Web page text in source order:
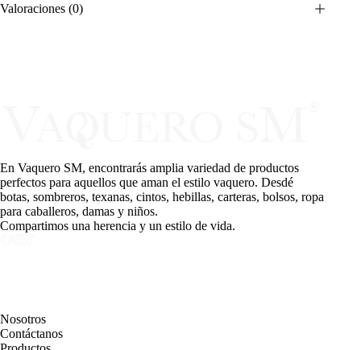
Valoraciones (0)
En Vaquero SM, encontrarás amplia variedad de productos
perfectos para aquellos que aman el estilo vaquero. Desdé
botas, sombreros, texanas, cintos, hebillas, carteras, bolsos, ropa
para caballeros, damas y niños.
Compartimos una herencia y un estilo de vida.
Nosotros
Contáctanos